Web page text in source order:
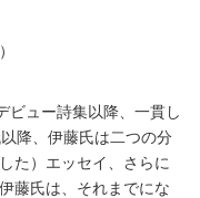
ュー詩集以降、一貫し
降、伊藤氏は二つの分
た）エッセイ、さらに
藤氏は、それまでにな